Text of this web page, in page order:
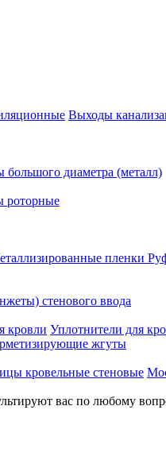
Выходы
большого диаметра (металл)
роторные
пленки
стенового ввода
кровли Уплотнители для
жгуты
кровельные стеновые
вас по любому